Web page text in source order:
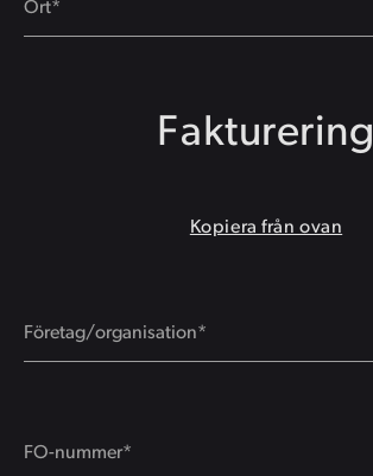
Fakturering
Kopiera från ovan